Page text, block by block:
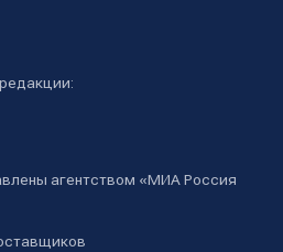
агентством «МИА Россия